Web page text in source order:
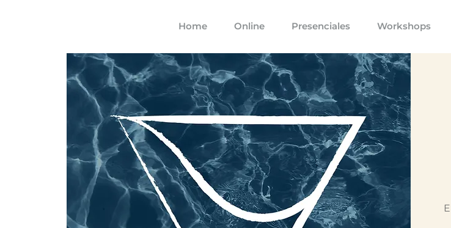
Home Online Presenciales Workshops